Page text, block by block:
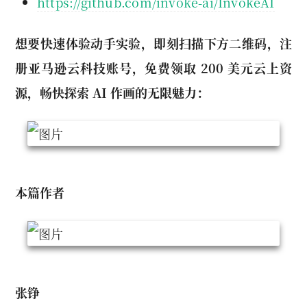
想要快速体验动手实验，即刻扫描下方二维码，注
册亚马逊云科技账号，免费领取 200 美元云上资
源，畅快探索 AI 作画的无限魅力：
本篇作者
张铮